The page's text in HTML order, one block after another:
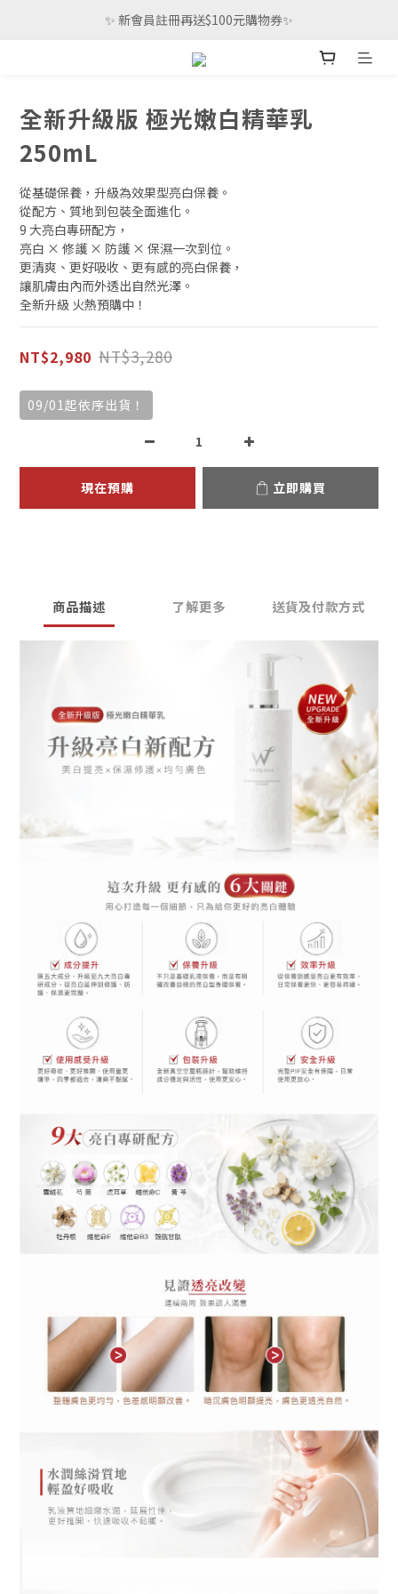
✨ 新會員註冊再送$100元購物券✨
全新升級版 極光嫩白精華乳
250mL
從基礎保養，升級為效果型亮白保養。
從配方、質地到包裝全面進化。
9 大亮白專研配方，
亮白 × 修護 × 防護 × 保濕一次到位。
更清爽、更好吸收、更有感的亮白保養，
讓肌膚由內而外透出自然光澤。
全新升級 火熱預購中！
NT$2,980 NT$3,280
09/01起依序出貨！
現在預購 立即購買
商品描述 了解更多 送貨及付款方式